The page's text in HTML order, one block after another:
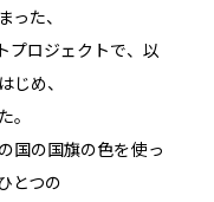
た、
プロジェクトで、以
め、
。
国の国旗の色を使っ
とつの